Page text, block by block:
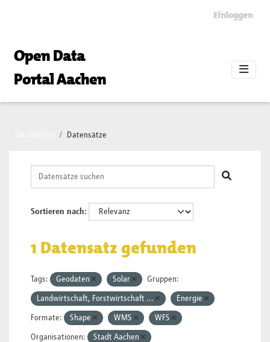
Einloggen
Open Data
Portal Aachen
Datensätze
Sortieren nach
1 Datensatz gefunden
Tags: Geodaten Solar Gruppen:
Landwirtschaft, Forstwirtschaft ... Energie
Formate: Shape WMS WFS
Organisationen: Stadt Aachen